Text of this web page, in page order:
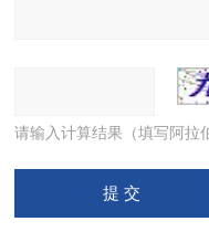
请输入计算结果（填写阿拉